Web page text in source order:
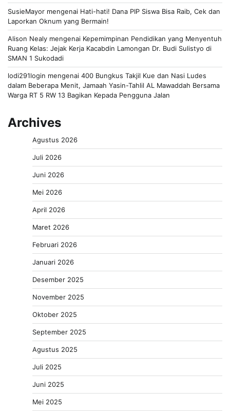
SusieMayor mengenai Hati-hati! Dana PIP Siswa Bisa Raib, Cek dan
Laporkan Oknum yang Bermain!
Alison Nealy mengenai Kepemimpinan Pendidikan yang Menyentuh
Ruang Kelas: Jejak Kerja Kacabdin Lamongan Dr. Budi Sulistyo di
SMAN 1 Sukodadi
lodi291login mengenai 400 Bungkus Takjil Kue dan Nasi Ludes
dalam Beberapa Menit, Jamaah Yasin-Tahlil AL Mawaddah Bersama
Warga RT 5 RW 13 Bagikan Kepada Pengguna Jalan
Archives
Agustus 2026
Juli 2026
Juni 2026
Mei 2026
April 2026
Maret 2026
Februari 2026
Januari 2026
Desember 2025
November 2025
Oktober 2025
September 2025
Agustus 2025
Juli 2025
Juni 2025
Mei 2025